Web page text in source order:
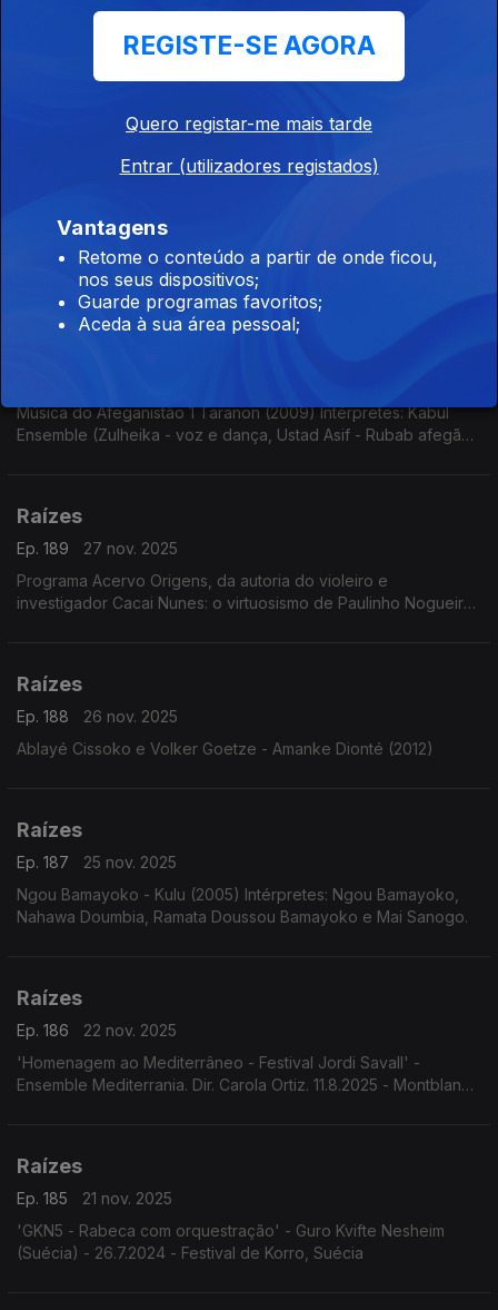
02 dez. 2025
Kader Tarhanine - 'Estrela em ascensão da música moderna
Música do Afeganistão 2 Pure and True Rubab ( 2006)
Intérprete - Quraishi
Música do Afeganistão 1 Taranon (2009) Intérpretes: Kabul
Ensemble (Zulheika - voz e dança, Ustad Asif - Rubab afegão,
Raízes
Ep. 189
27 nov. 2025
Programa Acervo Origens, da autoria do violeiro e
investigador Cacai Nunes: o virtuosismo de Paulinho Nogueira,
Raízes
Ep. 188
26 nov. 2025
Ablayé Cissoko e Volker Goetze - Amanke Dionté (2012)
Raízes
Ep. 187
25 nov. 2025
Ngou Bamayoko - Kulu (2005) Intérpretes: Ngou Bamayoko,
Nahawa Doumbia, Ramata Doussou Bamayoko e Mai Sanogo.
Raízes
Ep. 186
22 nov. 2025
'Homenagem ao Mediterrâneo - Festival Jordi Savall' -
Ensemble Mediterrania. Dir. Carola Ortiz. 11.8.2025 - Montblanc,
Raízes
Ep. 185
21 nov. 2025
'GKN5 - Rabeca com orquestração' - Guro Kvifte Nesheim
(Suécia) - 26.7.2024 - Festival de Korro, Suécia
REGISTE-SE AGORA
Quero registar-me mais tarde
Entrar (utilizadores registados)
Vantagens
Retome o conteúdo a partir de onde ficou,
nos seus dispositivos;
Guarde programas favoritos;
Aceda à sua área pessoal;